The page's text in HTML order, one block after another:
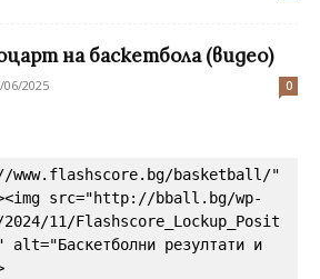
на баскетбола (видео)
06/2025 0
basketball/"
src="http://bball.bg/wp-
11/Flashscore_Lockup_Posit
alt="Баскетболни резултати и